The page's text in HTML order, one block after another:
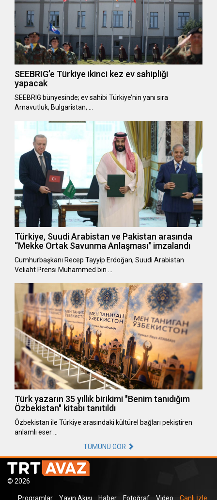
SEEBRIG’e Türkiye ikinci kez ev sahipliği
yapacak
SEEBRIG bünyesinde; ev sahibi Türkiye’nin yanı sıra
Arnavutluk, Bulgaristan, …
Türkiye, Suudi Arabistan ve Pakistan arasında
“Mekke Ortak Savunma Anlaşması" imzalandı
Cumhurbaşkanı Recep Tayyip Erdoğan, Suudi Arabistan
Veliaht Prensi Muhammed bin …
Türk yazarın 35 yıllık birikimi "Benim tanıdığım
Özbekistan" kitabı tanıtıldı
Özbekistan ile Türkiye arasındaki kültürel bağları pekiştiren
anlamlı eser …
TÜMÜNÜ GÖR
© 2026
Programlar Yayın Akışı Haber Fotoğraf Video Canlı İzle